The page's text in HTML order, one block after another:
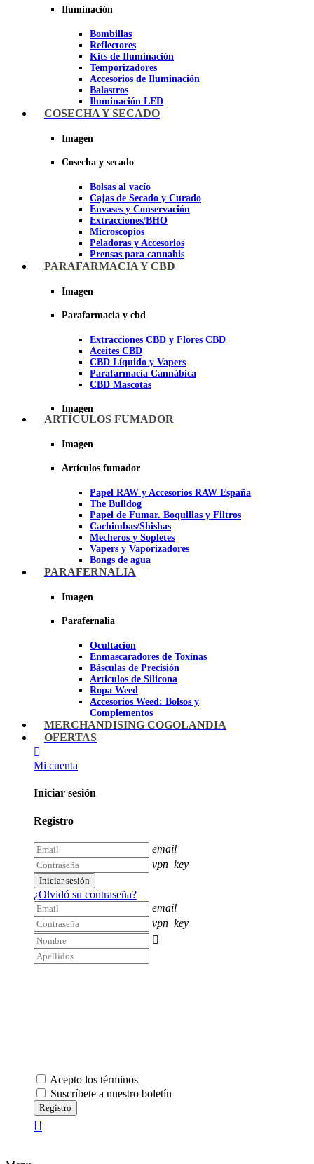
Iluminación
Bombillas
Reflectores
Kits de Iluminación
Temporizadores
Accesorios de Iluminación
Balastros
Iluminación LED
Iluminación LEC
COSECHA Y SECADO
Imagen
Cosecha y secado
Bolsas al vacío
Cajas de Secado y Curado
Envases y Conservación
Extracciones/BHO
Microscopios
Peladoras y Accesorios
Prensas para cannabis
Secadores de cogollos
PARAFARMACIA Y CBD
Imagen
Parafarmacia y cbd
Extracciones CBD y Flores CBD
Aceites CBD
CBD Líquido y Vapers
Parafarmacia Cannábica
CBD Mascotas
Imagen
ARTÍCULOS FUMADOR
Imagen
Artículos fumador
Papel RAW y Accesorios RAW España
The Bulldog
Papel de Fumar. Boquillas y Filtros
Cachimbas/Shishas
Mecheros y Sopletes
Vapers y Vaporizadores
Bongs de agua
Bandejas para liar
Ceniceros para Fumadores
Pipas BHO
Dabbers
Imagen
PARAFERNALIA
Imagen
Parafernalia
Ocultación
Enmascaradores de Toxinas
Básculas de Precisión
Articulos de Silicona
Ropa Weed
Accesorios Weed: Bolsos y
Complementos
Cannabuds
Inciensos
MERCHANDISING COGOLANDIA
OFERTAS
Mi cuenta
Iniciar sesión
Registro
email
vpn_key
Iniciar sesión
¿Olvidó su contraseña?
email
vpn_key

Acepto los términos
Suscríbete a nuestro boletín
Registro